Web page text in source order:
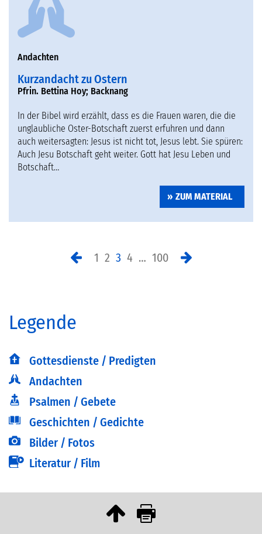
Andachten
Kurzandacht zu Ostern
Pfrin. Bettina Hoy; Backnang
In der Bibel wird erzählt, dass es die Frauen waren, die die
unglaubliche Oster-Botschaft zuerst erfuhren und dann
auch weitersagten: Jesus ist nicht tot, Jesus lebt. Sie spüren:
Auch Jesu Botschaft geht weiter. Gott hat Jesu Leben und
Botschaft…
ZUM MATERIAL
1 2 3 4 … 100
Legende
Gottesdienste / Predigten
Andachten
Psalmen / Gebete
Geschichten / Gedichte
Bilder / Fotos
Literatur / Film